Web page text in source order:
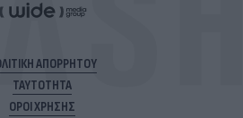
ΑΠΟΡΡΗΤΟΥ
ΤΑΥΤΟΤΗΤΑ
ΟΡΟΙ ΧΡΗΣΗΣ